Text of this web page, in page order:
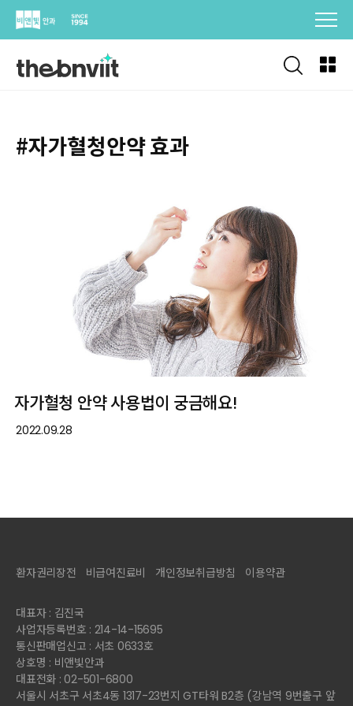
Skip
#자가혈청안약 효과
자가혈청 안약 사용법이 궁금해요!
2022.09.28
환자권리장전 비급여진료비 개인정보취급방침 이용약관
대표자 : 김진국
사업자등록번호 : 214-14-15695
통신판매업신고 : 서초 0633호
상호명 : 비앤빛안과
대표전화 : 02-501-6800
서울시 서초구 서초4동 1317-23번지 GT타워 B2층 (강남역 9번출구 앞